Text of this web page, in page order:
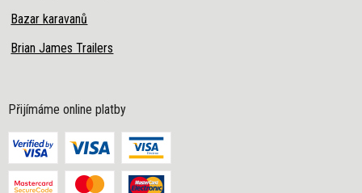
Bazar karavanů
Brian James Trailers
Přijímáme online platby